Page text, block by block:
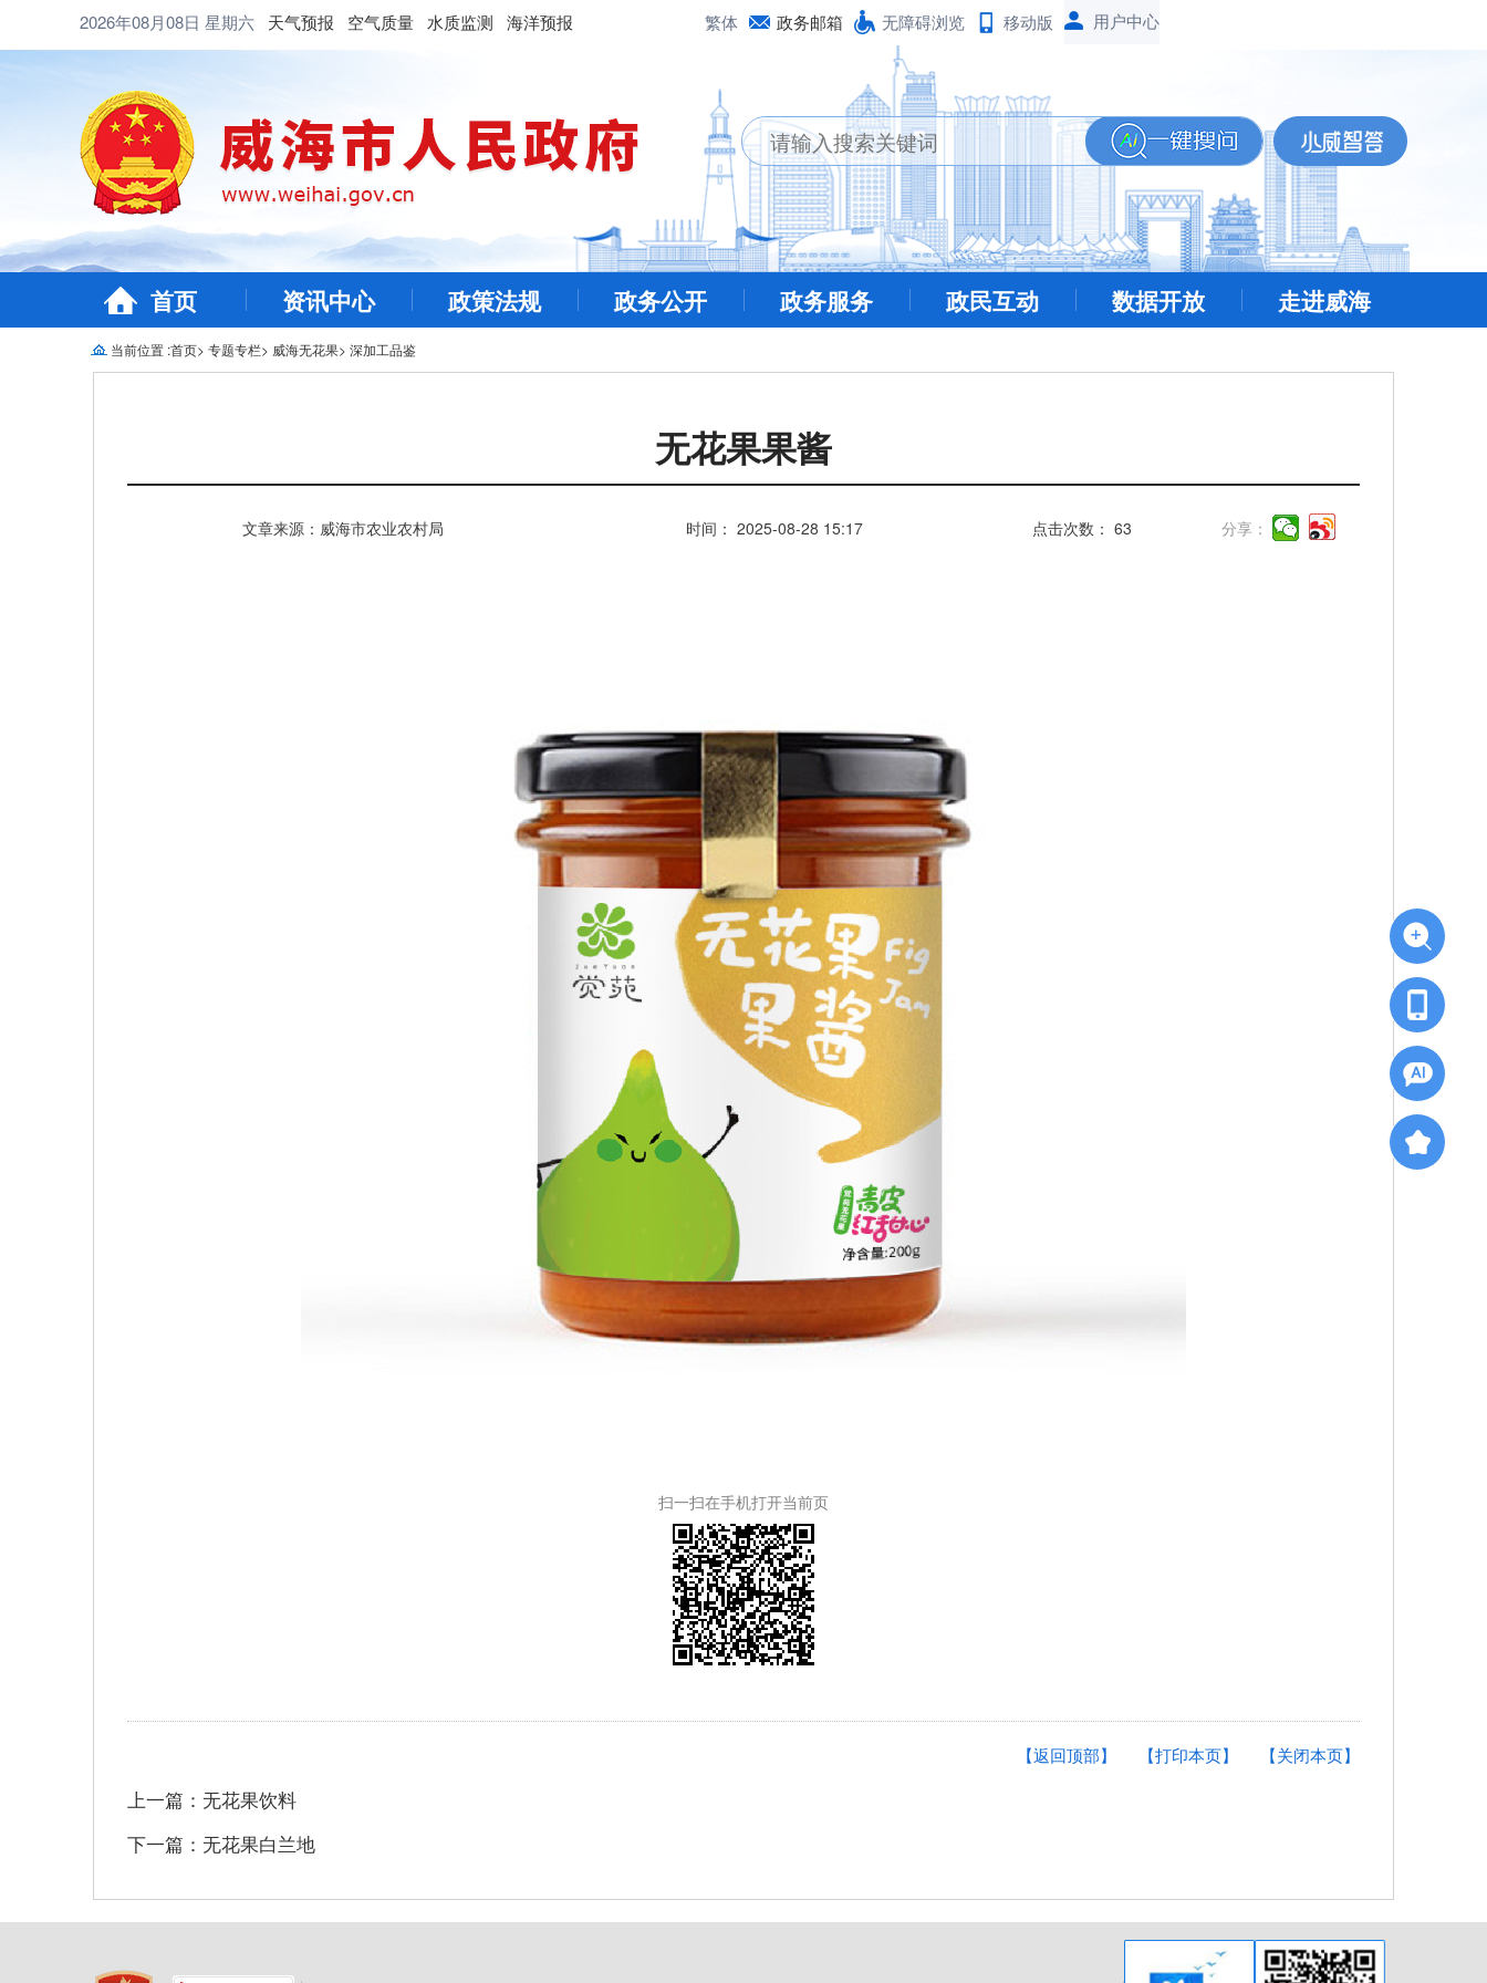
2026年08月08日 星期六 天气预报 空气质量 水质监测 海洋预报 繁体 政务邮箱 无障碍浏览 移动版
首页 资讯中心 政策法规 政务公开 政务服务 政民互动 数据开放 走进威海
当前位置 :首页> 专题专栏> 威海无花果> 深加工品鉴
无花果果酱
文章来源：威海市农业农村局 时间： 2025-08-28 15:17 点击次数：63 分享：
扫一扫在手机打开当前页
【关闭本页】
【打印本页】
【返回顶部】
上一篇：无花果饮料
下一篇：无花果白兰地